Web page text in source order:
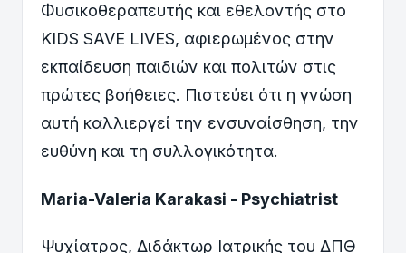
Φυσικοθεραπευτής και εθελοντής στο
KIDS SAVE LIVES, αφιερωμένος στην
εκπαίδευση παιδιών και πολιτών στις
πρώτες βοήθειες. Πιστεύει ότι η γνώση
αυτή καλλιεργεί την ενσυναίσθηση, την
ευθύνη και τη συλλογικότητα.
Maria-Valeria Karakasi - Psychiatrist
Ψυχίατρος, Διδάκτωρ Ιατρικής του ΔΠΘ